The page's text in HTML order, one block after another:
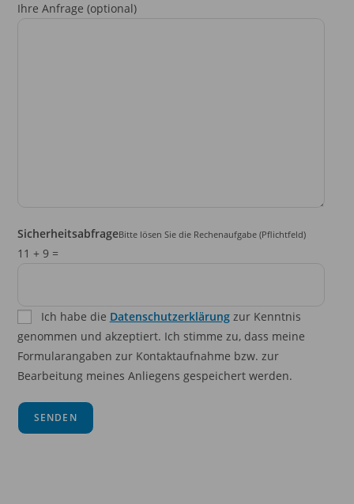
Ihre Anfrage (optional)
Bitte lasse dieses Feld leer.
SicherheitsabfrageBitte lösen Sie die Rechenaufgabe (Pflichtfeld)
11 + 9 =
Ich habe die Datenschutzerklärungzur Kenntnis
genommen und akzeptiert. Ich stimme zu, dass meine
Formularangaben zur Kontaktaufnahme bzw. zur
Bearbeitung meines Anliegens gespeichert werden.